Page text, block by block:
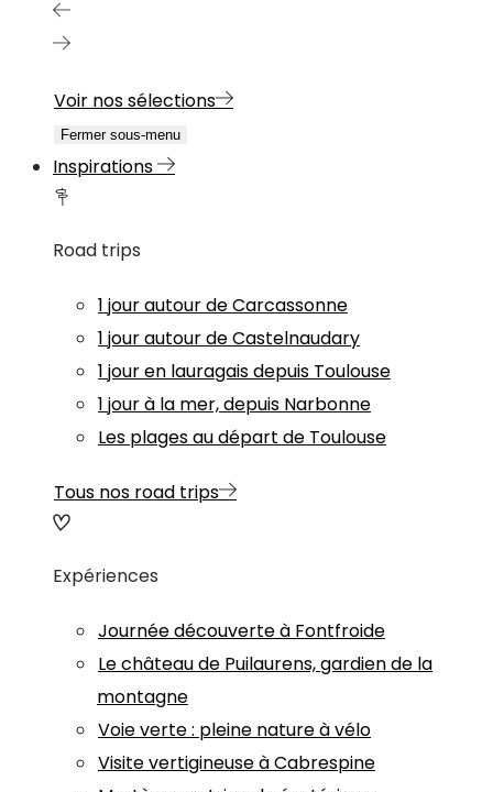
Voir nos sélections
Fermer sous-menu
Inspirations
Road trips
1 jour autour de Carcassonne
1 jour autour de Castelnaudary
1 jour en lauragais depuis Toulouse
1 jour à la mer, depuis Narbonne
Les plages au départ de Toulouse
Tous nos road trips
Expériences
Journée découverte à Fontfroide
Le château de Puilaurens, gardien de la
montagne
Voie verte : pleine nature à vélo
Visite vertigineuse à Cabrespine